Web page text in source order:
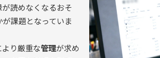
読めなくなるおそ
が課題となっていま
り厳重な管理が求め